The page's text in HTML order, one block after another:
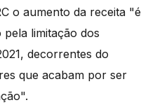
o aumento da receita "é
limitação dos
decorrentes do
que acabam por ser